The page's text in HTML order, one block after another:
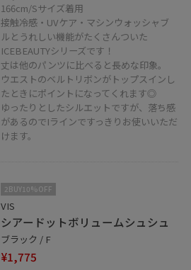
166cm/Sサイズ着用
接触冷感・UVケア・マシンウォッシャブ
ルとうれしい機能がたくさんついた
ICEBEAUTYシリーズです！
丈は他のパンツに比べると長めな印象。
ウエストのベルトリボンがトップスインし
たときにポイントになってくれます◎
ゆったりとしたシルエットですが、落ち感
があるのでIラインですっきりお使いいただ
けます。
2BUY10%OFF
VIS
シアードットボリュームシュシュ
ブラック / F
¥1,775